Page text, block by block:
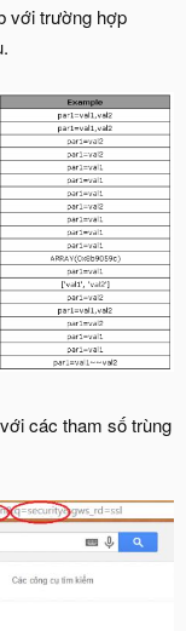
với trường hợp
các tham số trùng